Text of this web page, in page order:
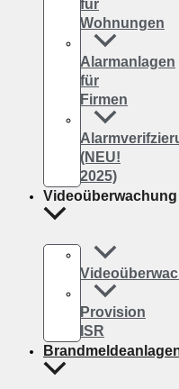
für
Wohnungen
Alarmanlagen
für
Firmen
(NEU!
2025)
Videoüberwachung
Provision
ISR